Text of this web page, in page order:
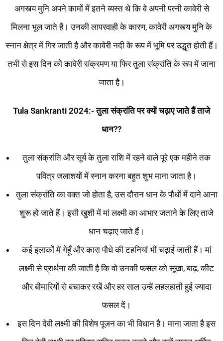
अगस्त्य मुनि अपने कामों में इतने व्यस्त थे कि वे अपनी पत्नी कावेरी से
मिलना भूल जाते हैं। उनकी लापरवाही के कारण, कावेरी अगस्त्य मुनि के
स्नान क्षेत्र में गिर जाती है और कावेरी नदी के रूप में भूमि पर उद्धृत होती हैं।
तभी से इस दिन को कावेरी संक्रमण या फिर तुला संक्रांति के रूप में जाना
जाता है।
Tula Sankranti 2024:- तुला संक्रांति पर क्यों चढ़ाए जाते हैं ताजे
धान??
तुला संक्रांति और सूर्य के तुला राशि में रहने वाले पूरे एक महीने तक
पवित्र जलाशयों में स्नान करना बहुत शुभ माना जाता है।
तुला संक्रांति का वक्त जो होता है, उस दौरान धान के पौधों में दाने आना
शुरू हो जाते हैं। इसी खुशी में मां लक्ष्मी का आभार जताने के लिए ताजे
धान चढ़ाए जाते हैं।
कई इलाकों में गेहूँ और कारा पौधे की टहनियां भी चढ़ाई जाती हैं। मां
लक्ष्मी से प्रार्थना की जाती है कि वो उनकी फसल को सूखा, बाढ़, कीट
और बीमारियों से बचाकर रखें और हर साल उन्हें लहलहाती हुई ज्यादा
फसल दें।
इस दिन देवी लक्ष्मी की विशेष पूजन का भी विधान है। माना जाता है इस